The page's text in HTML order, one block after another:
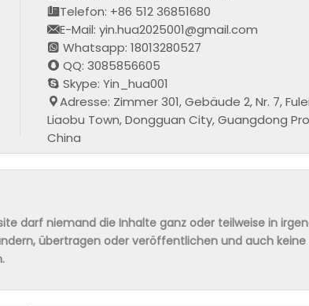
Telefon: +86 512 36851680
E-Mail: yin.hua2025001@gmail.com
Whatsapp: 18013280527
QQ: 3085856605
Skype: Yin_hua001
Adresse: Zimmer 301, Gebäude 2, Nr. 7,
Liaobu Town, Dongguan City, Guangdong
China
darf niemand die Inhalte ganz oder teilweise in
übertragen oder veröffentlichen und auch